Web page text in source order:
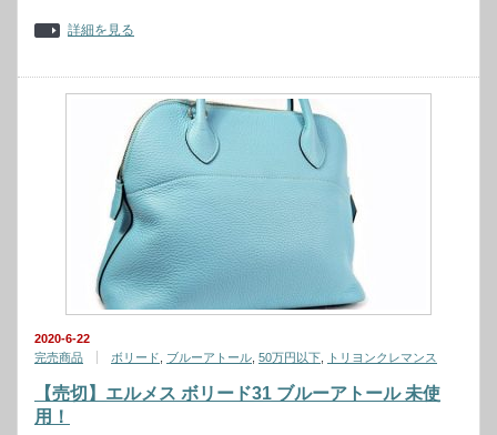
詳細を見る
2020-6-22
完売商品
ボリード ブルーアトール 50万円以下 トリヨンクレマンス
【売切】エルメス ボリード31 ブルーアトール 未使
用！